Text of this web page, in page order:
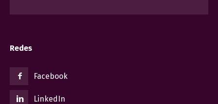
Redes
Facebook
LinkedIn